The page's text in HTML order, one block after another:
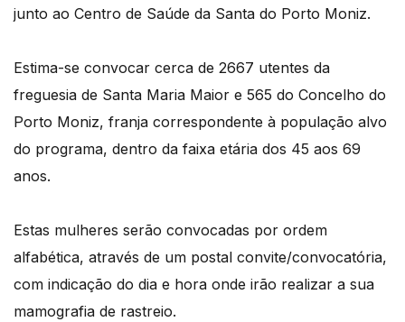
junto ao Centro de Saúde da Santa do Porto Moniz.
Estima-se convocar cerca de 2667 utentes da
freguesia de Santa Maria Maior e 565 do Concelho do
Porto Moniz, franja correspondente à população alvo
do programa, dentro da faixa etária dos 45 aos 69
anos.
Estas mulheres serão convocadas por ordem
alfabética, através de um postal convite/convocatória,
com indicação do dia e hora onde irão realizar a sua
mamografia de rastreio.